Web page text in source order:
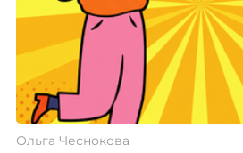
Ольга Чеснокова